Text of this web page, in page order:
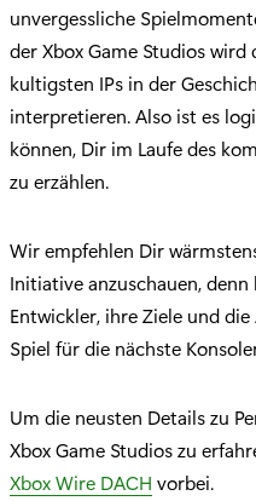
unvergessliche
der Xbox Game Studios wird
kultigsten IPs in der
interpretieren. Also ist es
können, Dir im Laufe des
zu erzählen.
Wir empfehlen Dir
Initiative anzuschauen,
Entwickler, ihre Ziele und
Spiel für die nächste
Um die neusten Details zu
Xbox Game Studios zu
Xbox Wire DACH vorbei.